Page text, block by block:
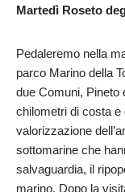
Martedì Roseto
Pedaleremo nella
parco Marino della
due Comuni, Pineto
chilometri di costa
valorizzazione
sottomarine che
salvaguardia, il
marino. Dopo la